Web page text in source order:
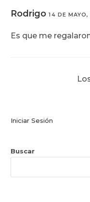
Rodrigo 14 DE
Es que me
Iniciar Sesión
Buscar